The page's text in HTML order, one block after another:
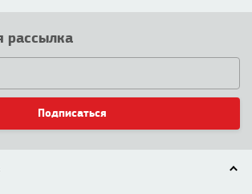
рассылка
Подписаться